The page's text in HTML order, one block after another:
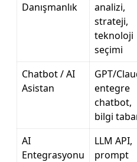
Danışmanlık
analizi,
strateji,
teknoloji
seçimi
Chatbot / AI
Asistan
GPT/
entegre
chatbot,
bilgi
AI
Entegrasyonu
LLM API,
prompt